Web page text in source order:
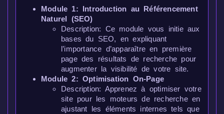
Module 1: Introduction au Référencement
Naturel (SEO)
Description: Ce module vous initie aux
bases du SEO, en expliquant
l’importance d’apparaître en première
page des résultats de recherche pour
augmenter la visibilité de votre site.
Module 2: Optimisation On-Page
Description: Apprenez à optimiser votre
site pour les moteurs de recherche en
ajustant les éléments internes tels que